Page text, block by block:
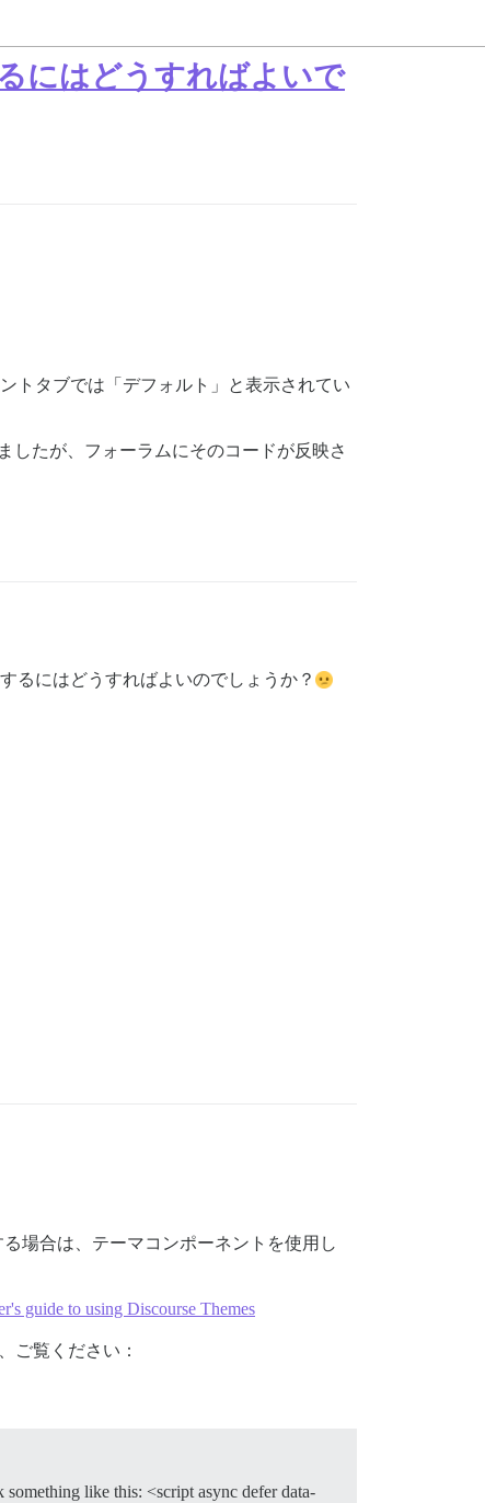
にはどうすればよいで
トタブでは「デフォルト」と表示されてい
したが、フォーラムにそのコードが反映さ
るにはどうすればよいのでしょうか？
場合は、テーマコンポーネントを使用し
guide to using Discourse Themes
ご覧ください：
like this: <script async defer data-